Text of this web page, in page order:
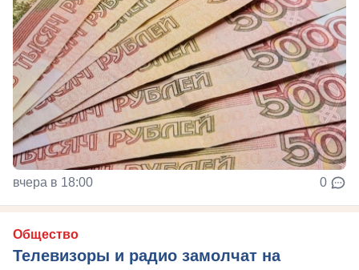
вчера в 18:00 0
Общество
Телевизоры и радио замолчат на